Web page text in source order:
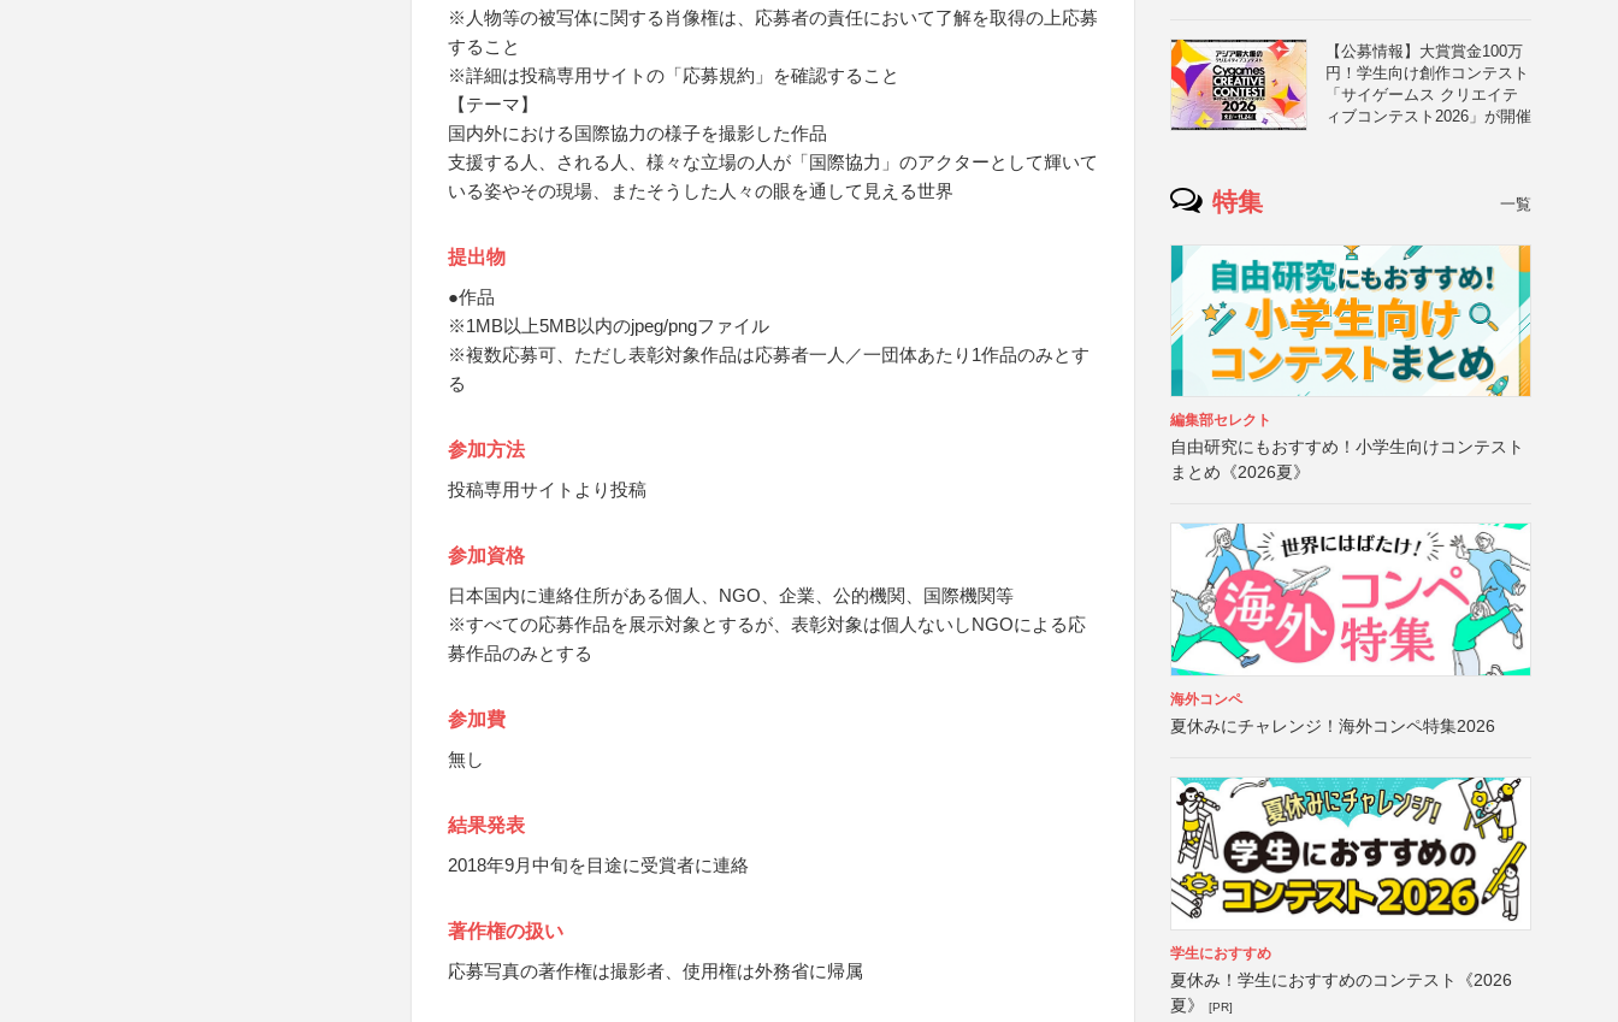
※人物等の被写体に関する肖像権は、応募者の責任において了解を取得の上応募
すること
※詳細は投稿専用サイトの「応募規約」を確認すること
【テーマ】
国内外における国際協力の様子を撮影した作品
支援する人、される人、様々な立場の人が「国際協力」のアクターとして輝いて
いる姿やその現場、またそうした人々の眼を通して見える世界
提出物
●作品
※1MB以上5MB以内のjpeg/pngファイル
※複数応募可、ただし表彰対象作品は応募者一人／一団体あたり1作品のみとす
る
参加方法
投稿専用サイトより投稿
参加資格
日本国内に連絡住所がある個人、NGO、企業、公的機関、国際機関等
※すべての応募作品を展示対象とするが、表彰対象は個人ないしNGOによる応
募作品のみとする
参加費
無し
結果発表
2018年9月中旬を目途に受賞者に連絡
著作権の扱い
応募写真の著作権は撮影者、使用権は外務省に帰属
【公募情報】大賞賞金100万
円！学生向け創作コンテスト
「サイゲームス クリエイテ
ィブコンテスト2026」が開催
特集 一覧
編集部セレクト
自由研究にもおすすめ！小学生向けコンテスト
まとめ《2026夏》
海外コンペ
夏休みにチャレンジ！海外コンペ特集2026
学生におすすめ
夏休み！学生におすすめのコンテスト《2026
夏》
[PR]